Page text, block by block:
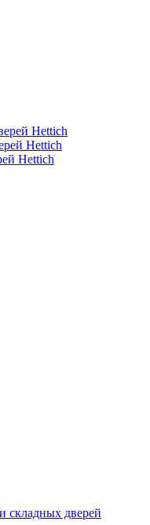
Hettich
Hettich
Hettich
складных дверей